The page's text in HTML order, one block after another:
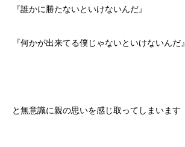
『誰かに勝たないといけないんだ』
『何かが出来てる僕じゃないといけないんだ』
と無意識に親の思いを感じ取ってしまいます